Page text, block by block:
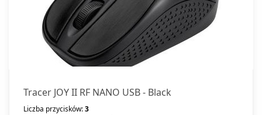
Tracer JOY II RF NANO USB - Black
Liczba przycisków:3